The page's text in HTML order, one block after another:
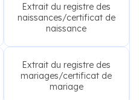
Extrait du registre des
naissances/certificat de
naissance
Extrait du registre des
mariages/certificat de
mariage